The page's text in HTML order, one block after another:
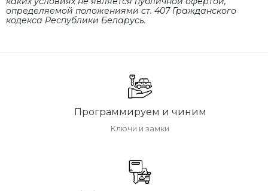
определяемой положениями cт. 407 Гражданского
кодекса Республики Беларусь.
Программируем и чиним
Ключи и замки